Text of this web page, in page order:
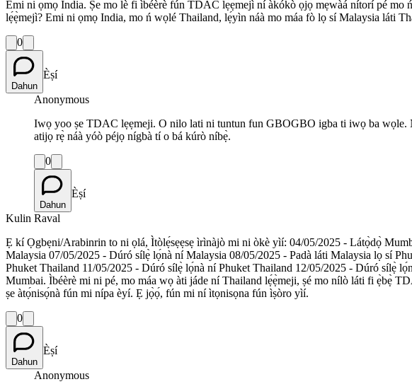
Emi ni ọmọ India. Ṣe mo lè fi ìbéèrè fún TDAC lẹ́ẹ̀mejì ní àkókò ọjọ́ mẹ́wàá nítorí pé
lẹ́ẹ̀mejì? Emi ni ọmọ India, mo ń wọlé Thailand, lẹ́yìn náà mo máa fò lọ sí Malaysia láti
0
Dahun
Èṣí
Anonymous
Iwọ yoo ṣe TDAC lẹẹmeji. O nilo lati ni tuntun fun GBOGBO igba ti iwọ ba wọle.
atijọ rẹ̀ náà yóò péjọ nígbà tí o bá kúrò níbẹ̀.
0
Dahun
Èṣí
Kulin Raval
Ẹ kí Ọgbẹni/Arabinrin to ni ọlá, Ìtòlẹ́sẹẹsẹ ìrìnàjò mi ni òkè yìí: 04/05/2025 - Látọ̀dọ̀
Malaysia 07/05/2025 - Dúró sílẹ̀ lọ́nà ní Malaysia 08/05/2025 - Padà láti Malaysia lọ sí
Phuket Thailand 11/05/2025 - Dúró sílẹ̀ lọ́nà ní Phuket Thailand 12/05/2025 - Dúró sílẹ̀
Mumbai. Ìbéèrè mi ni pé, mo máa wọ àti jáde ní Thailand lẹ́ẹ̀meji, ṣé mo nílò láti fi ẹ̀bẹ̀
ṣe àtọ́nisọ́nà fún mi nípa èyí. Ẹ jọ̀ọ́, fún mi ní ìtọnisọna fún ìṣòro yìí.
0
Dahun
Èṣí
Anonymous